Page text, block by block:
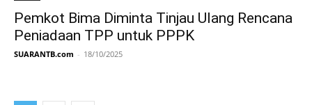
Pemkot Bima Diminta Tinjau Ulang Rencana
Peniadaan TPP untuk PPPK
SUARANTB.com - 18/10/2025